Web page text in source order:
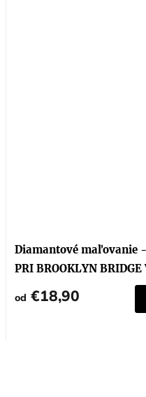
Diamantové maľovanie
PRI BROOKLYN BRIDGE
YORKU
od €18,90